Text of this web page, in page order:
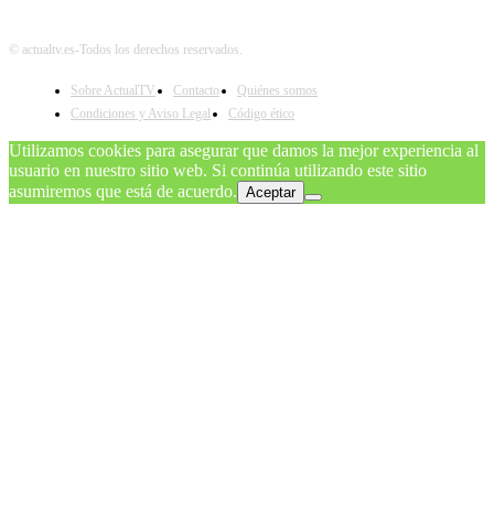
© actualtv.es-Todos los derechos reservados.
Sobre ActualTV Contacto
Quiénes somos
Condiciones y Aviso Legal
Código ético
Utilizamos cookies para asegurar que damos la mejor experiencia al
usuario en nuestro sitio web. Si continúa utilizando este sitio
asumiremos que está de acuerdo. Aceptar